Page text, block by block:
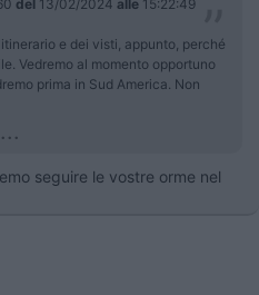
del 13/02/2024 alle 15:22:49
e dei visti, appunto, perché
Vedremo al momento opportuno
prima in Sud America. Non
...
seguire le vostre orme nel